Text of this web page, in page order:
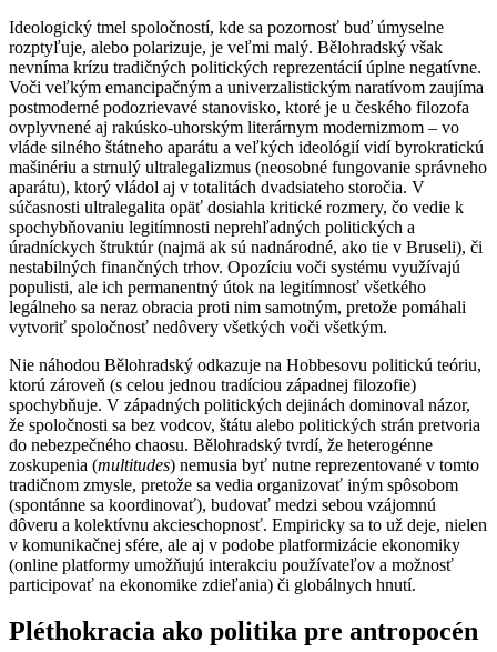
Ideologický tmel spoločností, kde sa pozornosť buď úmyselne
rozptyľuje, alebo polarizuje, je veľmi malý. Bělohradský však
nevníma krízu tradičných politických reprezentácií úplne negatívne.
Voči veľkým emancipačným a univerzalistickým naratívom zaujíma
postmoderné podozrievavé stanovisko, ktoré je u českého filozofa
ovplyvnené aj rakúsko-uhorským literárnym modernizmom – vo
vláde silného štátneho aparátu a veľkých ideológií vidí byrokratickú
mašinériu a strnulý ultralegalizmus (neosobné fungovanie správneho
aparátu), ktorý vládol aj v totalitách dvadsiateho storočia. V
súčasnosti ultralegalita opäť dosiahla kritické rozmery, čo vedie k
spochybňovaniu legitímnosti neprehľadných politických a
úradníckych štruktúr (najmä ak sú nadnárodné, ako tie v Bruseli), či
nestabilných finančných trhov. Opozíciu voči systému využívajú
populisti, ale ich permanentný útok na legitímnosť všetkého
legálneho sa neraz obracia proti nim samotným, pretože pomáhali
vytvoriť spoločnosť nedôvery všetkých voči všetkým.
Nie náhodou Bělohradský odkazuje na Hobbesovu politickú teóriu,
ktorú zároveň (s celou jednou tradíciou západnej filozofie)
spochybňuje. V západných politických dejinách dominoval názor,
že spoločnosti sa bez vodcov, štátu alebo politických strán pretvoria
do nebezpečného chaosu. Bělohradský tvrdí, že heterogénne
zoskupenia (multitudes) nemusia byť nutne reprezentované v tomto
tradičnom zmysle, pretože sa vedia organizovať iným spôsobom
(spontánne sa koordinovať), budovať medzi sebou vzájomnú
dôveru a kolektívnu akcieschopnosť. Empiricky sa to už deje, nielen
v komunikačnej sfére, ale aj v podobe platformizácie ekonomiky
(online platformy umožňujú interakciu používateľov a možnosť
participovať na ekonomike zdieľania) či globálnych hnutí.
Pléthokracia ako politika pre antropocén